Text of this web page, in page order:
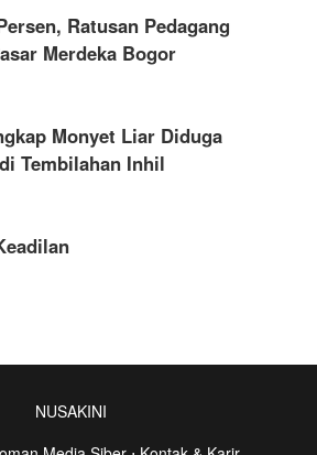
Ratusan Pedagang
Merdeka Bogor
Monyet Liar Diduga
Tembilahan Inhil
NUSAKINI